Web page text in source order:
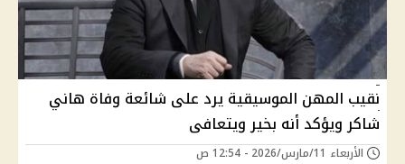
نقيب المهن الموسيقية يرد على شائعة وفاة هاني
شاكر ويؤكد أنه بخير ويتعافى
الأربعاء 11/مارس/2026 - 12:54 ص